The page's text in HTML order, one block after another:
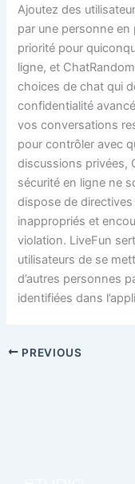
Ajoutez des
par une personne en
priorité pour
ligne, et
choices de chat qui
confidentialité
vos conversations
pour contrôler avec
discussions privées,
sécurité en ligne ne
dispose de
inappropriés et
violation. LiveFun
utilisateurs de se
d’autres personnes
identifiées dans
PREVIOUS